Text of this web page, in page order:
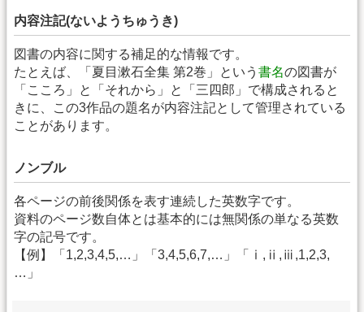
内容注記(ないようちゅうき)
図書の内容に関する補足的な情報です。
たとえば、「夏目漱石全集 第2巻」という 書名の図書が
「こころ」と「それから」と「三四郎」で構成されると
きに、この3作品の題名が内容注記として管理されている
ことがあります。
ノンブル
各ページの前後関係を表す連続した英数字です。
資料のページ数自体とは基本的には無関係の単なる英数
字の記号です。
【例】「1,2,3,4,5,…」「3,4,5,6,7,…」「ⅰ,ⅱ,ⅲ,1,2,3,
…」